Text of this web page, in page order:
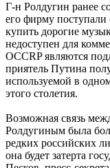
Г-н Ролдугин ранее
его фирму поступали
купить дорогие
недоступен для
OCCRP являются
приятель Путина
используемой в
этого столетия.
Возможная связь
Ролдугиным была
редких российских
она будет затерта